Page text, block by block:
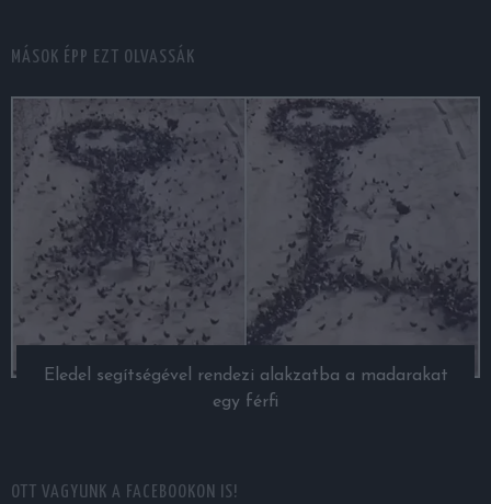
MÁSOK ÉPP EZT OLVASSÁK
Eledel segítségével rendezi alakzatba a madarakat
egy férfi
OTT VAGYUNK A FACEBOOKON IS!